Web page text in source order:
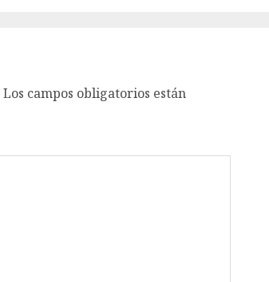
Los campos obligatorios están